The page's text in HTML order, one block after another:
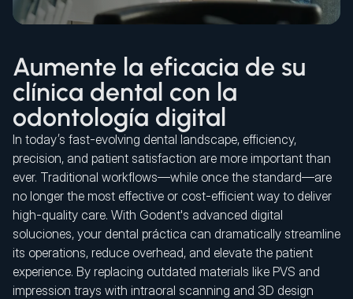
Aumente la eficacia de su
clínica dental con la
odontología digital
In today’s fast-evolving dental landscape, efficiency,
precision, and patient satisfaction are more important than
ever. Traditional workflows—while once the standard—are
no longer the most effective or cost-efficient way to deliver
high-quality care. With Godent's advanced digital
soluciones, your dental práctica can dramatically streamline
its operations, reduce overhead, and elevate the patient
experience. By replacing outdated materials like PVS and
impression trays with intraoral scanning and 3D design